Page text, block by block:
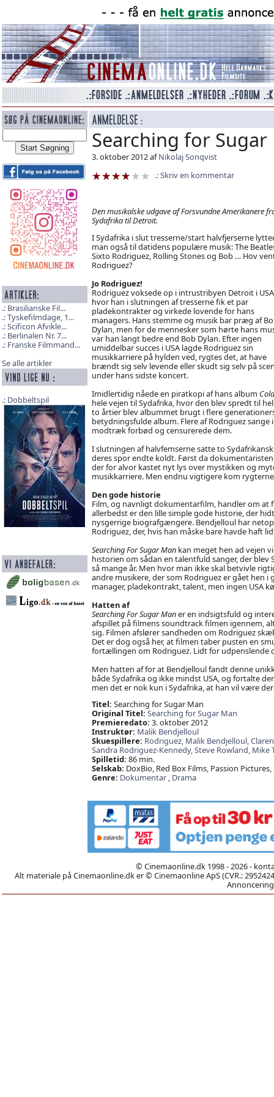
Brasilianske Fil...
Tyskefilmdage, 1...
Scificon Afvikle...
Berlinalen Nr. 7...
Franske Filmmand...
Se alle artikler
Dobbeltspil
Searching for Sugar
3. oktober 2012 afNikolaj Sonqvist
Skriv en kommentar
Den musikalske udgave af Forsvundne Amerikanere
Sydafrika til Detroit.
I Sydafrika i slut tresserne/start halvfjerserne
man også til datidens populære musik: The
Sixto Rodriguez, Rolling Stones og Bob … Hov
Rodriguez?
Jo Rodriguez!
Rodriguez voksede op i intrustribyen Detroit i
hvor han i slutningen af tresserne fik et par
pladekontrakter og virkede lovende for hans
managers. Hans stemme og musik bar præg af
Dylan, men for de mennesker som hørte hans
var han langt bedre end Bob Dylan. Efter ingen
umiddelbar succes i USA lagde Rodriguez sin
musikkarriere på hylden ved, rygtes det, at have
brændt sig selv levende eller skudt sig selv på
under hans sidste koncert.
Imidlertidig nåede en piratkopi af hans album
hele vejen til Sydafrika, hvor den blev spredt til
to årtier blev albummet brugt i flere
betydningsfulde album. Flere af Rodriguez
modtræk forbød og censurerede dem.
I slutningen af halvfemserne satte to
deres spor endte koldt. Først da
der for alvor kastet nyt lys over mystikken og
musikkarriere. Men endnu vigtigere kom
Den gode historie
Film, og navnligt dokumentarfilm, handler om
allerbedst er den lille simple gode historie, der
nysgerrige biografgængere. Bendjelloul har
Rodriguez, der, hvis han måske bare havde haft
Searching For Sugar Mankan meget hen ad vejen
historien om sådan en talentfuld sanger, der
så mange år. Men hvor man ikke skal betvivle
andre musikere, der som Rodriguez er gået hen
manager, pladekontrakt, talent, men ingen USA
Hatten af
Searching For Sugar Maner en indsigtsfuld og
afspillet på filmens soundtrack filmen igennem,
sig. Filmen afslører sandheden om Rodriguez
Det er dog også her, at filmen taber pusten en
fortællingen om Rodriguez. Lidt for udpenslende
Men hatten af for at Bendjelloul fandt denne
både Sydafrika og ikke mindst USA, og fortalte
men det er nok kun i Sydafrika, at han vil være
Titel: Searching for Sugar Man
Original Titel: Searching for Sugar Man
Premieredato: 3. oktober 2012
Instruktør: Malik Bendjelloul
Skuespillere: Rodriguez, Malik Bendjelloul,
Sandra Rodriguez-Kennedy,Steve Rowland, Mike
Spilletid: 86 min.
Selskab: DoxBio, Red Box Films, Passion Pictures,
Genre: Dokumentar, Drama
© Cinemaonline.dk 1998 - 2026 -
Alt materiale på Cinemaonline.dk er © Cinemaonline ApS (CVR.: